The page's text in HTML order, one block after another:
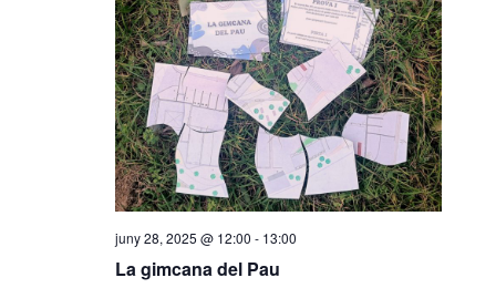
juny 28, 2025 @ 12:00 - 13:00
La gimcana del Pau